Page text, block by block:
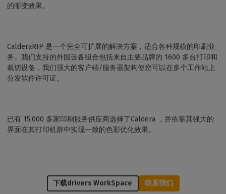
的渐变效果。
CalderaRIP 是一个完全可扩展的解决方案，适合各种规模的印刷业
务。我们支持的外围设备组合包括来自主要品牌的 1600 多台打印和
裁切设备，我们强大的客户端/服务器架构使您可以在多个工作站上
分发软件许可证。
已有 15,000 多家印刷服务供应商选择了Caldera ，并依靠其强大的
界面在其打印机群中实现一致的色彩优化效果。
下载drivers WorkSpace 联系我们